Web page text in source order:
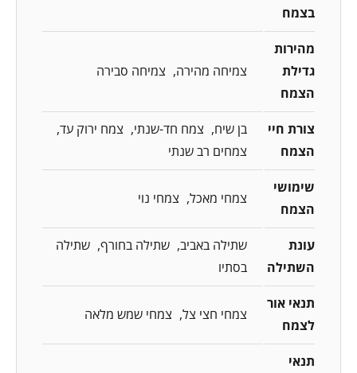
בצמח
מהירות
גדילת
הצמח
צמיחה מהירה צמיחה סבירה
צורת חיי
הצמח
בן שיח צמח חד-שנתי
צמח ירוק עד
צמחים רב שנתי
שימושי
הצמח
צמחי מאכל צמחי נוי
עונת
השתילה
שתילה באביב שתילה בחורף שתילה
בסתיו
תנאי אור
לצמח
צמחי חצי צל צמחי שמש מלאה
תנאי